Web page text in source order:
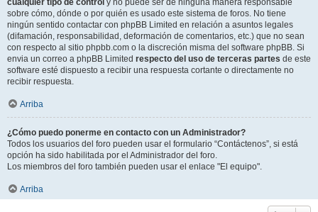
cualquier tipo de control y no puede ser de ninguna manera responsable
sobre cómo, dónde o por quién es usado este sistema de foros. No tiene
ningún sentido contactar con phpBB Limited en relación a asuntos legales
(difamación, responsabilidad, deformación de comentarios, etc.) que no sean
con respecto al sitio phpbb.com o la discreción misma del software phpBB. Si
envia un correo a phpBB Limited respecto del uso de terceras partes de este
software esté dispuesto a recibir una respuesta cortante o directamente no
recibir respuesta.
Arriba
¿Cómo puedo ponerme en contacto con un Administrador?
Todos los usuarios del foro pueden usar el formulario “Contáctenos”, si está
opción ha sido habilitada por el Administrador del foro.
Los miembros del foro también pueden usar el enlace "El equipo".
Arriba